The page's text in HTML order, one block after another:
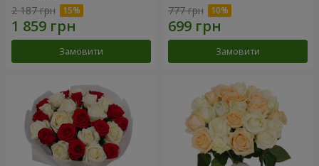
2 187 грн
Замовити
777 грн
Замовити